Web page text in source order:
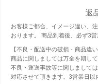
返
お客様ご都合、イメージ違い、
おります。 商品到着後、必ず3
【不良・配送中の破損・商品違
商品に関しましては万全を期し
不良・運送事故等に関しまして
対応させて頂きます。3営業日以